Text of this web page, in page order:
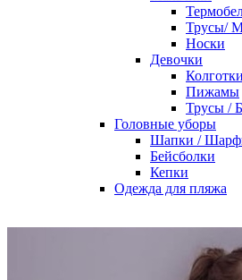
Трусы/
Носки
Девочки
Пижамы
Трусы /
Головные уборы
Шапки /
Бейсболки
Кепки
Одежда для пляжа